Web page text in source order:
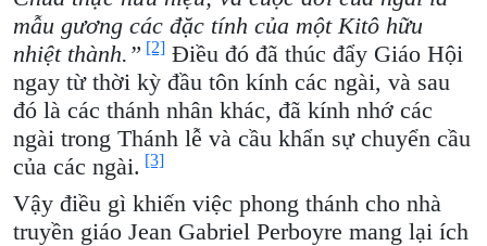
mẫu gương các đặc tính của một Kitô hữu
nhiệt thành.” [2] Điều đó đã thúc đẩy Giáo Hội
ngay từ thời kỳ đầu tôn kính các ngài, và sau
đó là các thánh nhân khác, đã kính nhớ các
ngài trong Thánh lễ và cầu khẩn sự chuyển cầu
của các ngài. [3]
Vậy điều gì khiến việc phong thánh cho nhà
truyền giáo Jean Gabriel Perboyre mang lại ích